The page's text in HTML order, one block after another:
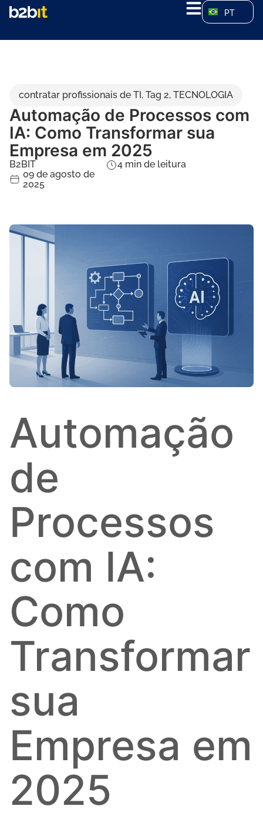
PT
contratar profissionais de TI, Tag 2, TECNOLOGIA
Automação de Processos com
IA: Como Transformar sua
Empresa em 2025
B2BIT
09 de agosto de
2025
4 min de leitura
Automação
de
Processos
com IA:
Como
Transformar
sua
Empresa em
2025